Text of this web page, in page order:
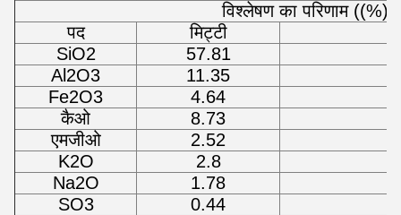
विश्लेषण का परिणाम ((%)
पद
मिट्टी
SiO2
57.81
Al2O3
11.35
Fe2O3
4.64
कैओ
8.73
एमजीओ
2.52
K2O
2.8
Na2O
1.78
SO3
0.44